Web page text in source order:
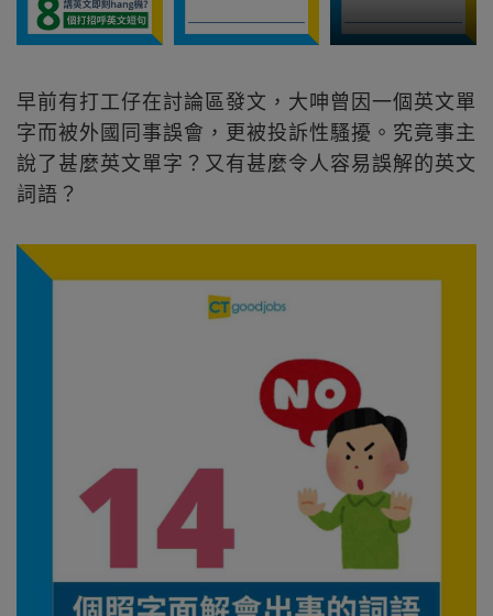
早前有打工仔在討論區發文，大呻曾因一個英文單
字而被外國同事誤會，更被投訴性騷擾。究竟事主
說了甚麼英文單字？又有甚麼令人容易誤解的英文
詞語？